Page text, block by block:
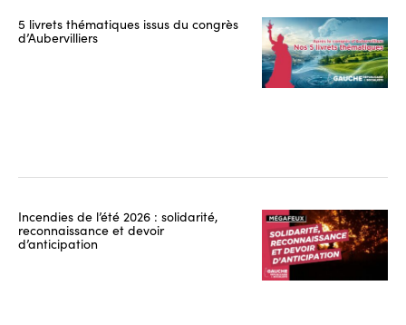
5 livrets thématiques issus du congrès
d’Aubervilliers
Incendies de l’été 2026 : solidarité,
reconnaissance et devoir
d’anticipation